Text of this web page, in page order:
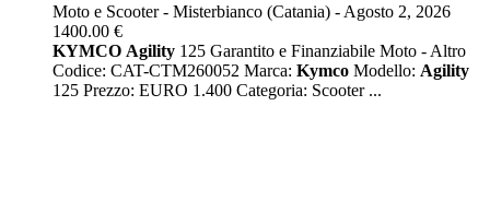
Moto e Scooter- Misterbianco (Catania) - Agosto 2, 2026
1400.00 €
KYMCO Agility 125 Garantito e Finanziabile Moto - Altro
Codice: CAT-CTM260052 Marca: Kymco Modello: Agility
125 Prezzo: EURO 1.400 Categoria: Scooter ...